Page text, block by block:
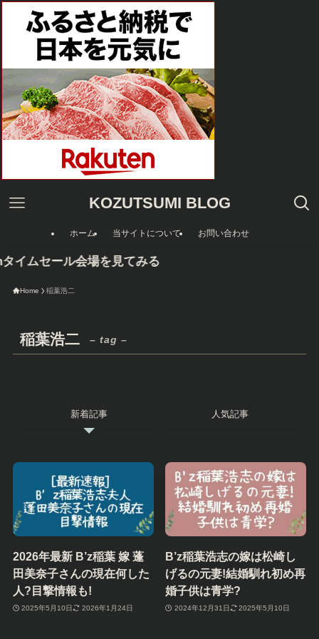
KOZUTSUMI BLOG
ホーム 当サイトについて お問い合わせ
イムセール会場を見てみる
Home 稲葉浩二
稲葉浩二 – tag –
新着記事 人気記事
2026年最新 B’z稲葉 嫁 蓬
田美奈子さんの現在何した
人?目撃情報も!
2025年5月10日 2026年1月24日
B’z稲葉浩志の嫁は松崎し
げるの元妻!結婚馴れ初め再
婚子供は青学?
2024年12月31日 2025年5月10日